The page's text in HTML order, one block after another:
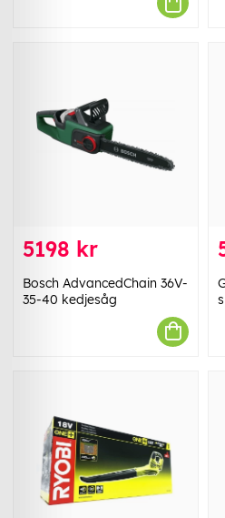
5198 kr
Bosch AdvancedChain 36V-
35-40 kedjesåg